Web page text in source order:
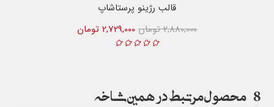
قالب رژینو پرستاشاپ
2,729,000 تومان
2,880,000 تومان
8 محصول مرتبط در همین شاخه